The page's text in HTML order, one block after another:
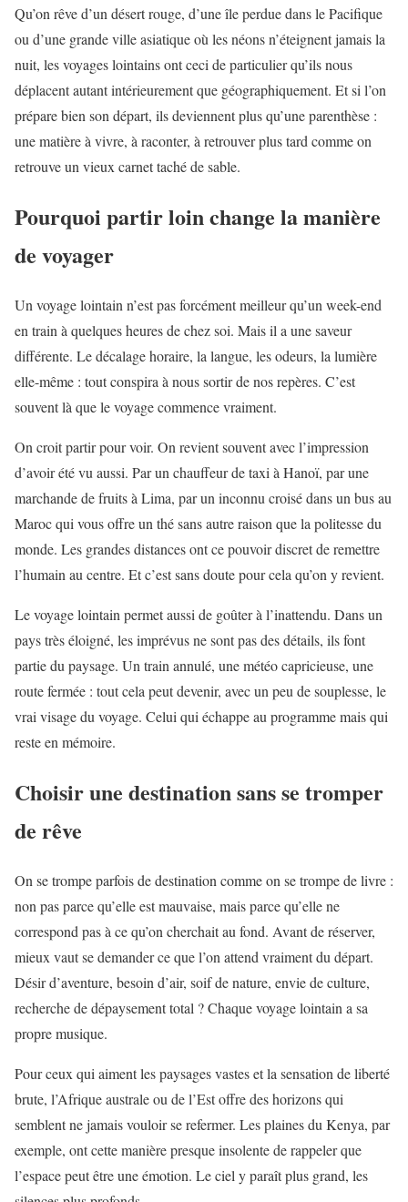
Qu’on rêve d’un désert rouge, d’une île perdue dans le Pacifique
ou d’une grande ville asiatique où les néons n’éteignent jamais la
nuit, les voyages lointains ont ceci de particulier qu’ils nous
déplacent autant intérieurement que géographiquement. Et si l’on
prépare bien son départ, ils deviennent plus qu’une parenthèse :
une matière à vivre, à raconter, à retrouver plus tard comme on
retrouve un vieux carnet taché de sable.
Pourquoi partir loin change la manière
de voyager
Un voyage lointain n’est pas forcément meilleur qu’un week-end
en train à quelques heures de chez soi. Mais il a une saveur
différente. Le décalage horaire, la langue, les odeurs, la lumière
elle-même : tout conspira à nous sortir de nos repères. C’est
souvent là que le voyage commence vraiment.
On croit partir pour voir. On revient souvent avec l’impression
d’avoir été vu aussi. Par un chauffeur de taxi à Hanoï, par une
marchande de fruits à Lima, par un inconnu croisé dans un bus au
Maroc qui vous offre un thé sans autre raison que la politesse du
monde. Les grandes distances ont ce pouvoir discret de remettre
l’humain au centre. Et c’est sans doute pour cela qu’on y revient.
Le voyage lointain permet aussi de goûter à l’inattendu. Dans un
pays très éloigné, les imprévus ne sont pas des détails, ils font
partie du paysage. Un train annulé, une météo capricieuse, une
route fermée : tout cela peut devenir, avec un peu de souplesse, le
vrai visage du voyage. Celui qui échappe au programme mais qui
reste en mémoire.
Choisir une destination sans se tromper
de rêve
On se trompe parfois de destination comme on se trompe de livre :
non pas parce qu’elle est mauvaise, mais parce qu’elle ne
correspond pas à ce qu’on cherchait au fond. Avant de réserver,
mieux vaut se demander ce que l’on attend vraiment du départ.
Désir d’aventure, besoin d’air, soif de nature, envie de culture,
recherche de dépaysement total ? Chaque voyage lointain a sa
propre musique.
Pour ceux qui aiment les paysages vastes et la sensation de liberté
brute, l’Afrique australe ou de l’Est offre des horizons qui
semblent ne jamais vouloir se refermer. Les plaines du Kenya, par
exemple, ont cette manière presque insolente de rappeler que
l’espace peut être une émotion. Le ciel y paraît plus grand, les